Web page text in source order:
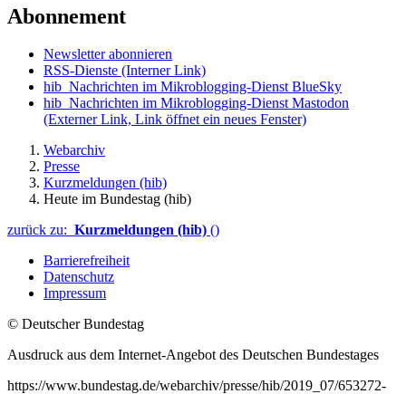
Abonnement
Newsletter abonnieren
RSS-Dienste (Interner Link)
hib_Nachrichten im Mikroblogging-Dienst BlueSky
hib_Nachrichten im Mikroblogging-Dienst Mastodon
(Externer Link, Link öffnet ein neues Fenster)
Webarchiv
Presse
Kurzmeldungen (hib)
Heute im Bundestag (hib)
zurück zu: Kurzmeldungen (hib) ()
Barrierefreiheit
Datenschutz
Impressum
© Deutscher Bundestag
Ausdruck aus dem Internet-Angebot des Deutschen Bundestages
https://www.bundestag.de/webarchiv/presse/hib/2019_07/653272-